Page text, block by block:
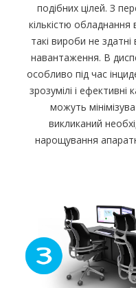
подібних цілей. З
кількістю обладнання
такі вироби не
навантаження. В
особливо під час
зрозумілі і ефективні
можуть
викликаний
нарощування